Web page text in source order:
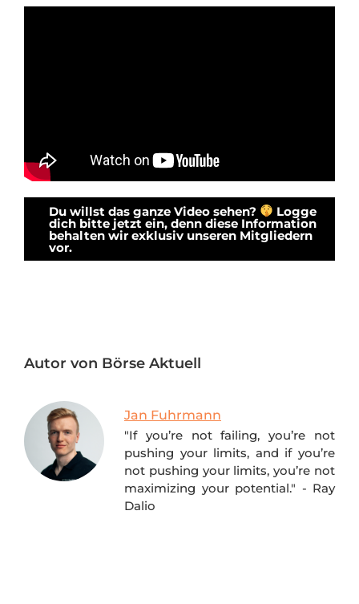
Du willst das ganze Video sehen? Logge
dich bitte jetzt ein, denn diese Information
behalten wir exklusiv unseren Mitgliedern
vor.
Autor von Börse Aktuell
Jan Fuhrmann
"If you’re not failing, you’re not
pushing your limits, and if you’re
not pushing your limits, you’re not
maximizing your potential." - Ray
Dalio